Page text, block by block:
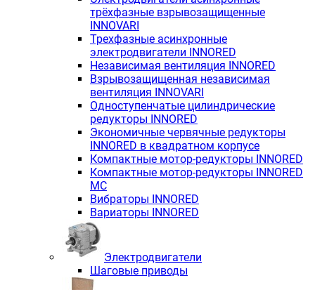
трёхфазные взрывозащищенные
INNOVARI
Трехфазные асинхронные
электродвигатели INNORED
Независимая вентиляция INNORED
Взрывозащищенная независимая
вентиляция INNOVARI
Одноступенчатые цилиндрические
редукторы INNORED
Экономичные червячные редукторы
INNORED в квадратном корпусе
Компактные мотор-редукторы INNORED
Компактные мотор-редукторы INNORED
MC
Вибраторы INNORED
Вариаторы INNORED
Электродвигатели
Шаговые приводы